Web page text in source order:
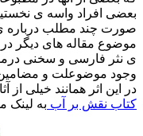
بعضی افراد واسه ی
صورت چند مطلب درباره
موضوع مقاله های دیگر
ی نثر فارسی و سخنی
وجود موضوعلت و
در این اثر همانند خیلی
کتاب نقش بر آب به لینک